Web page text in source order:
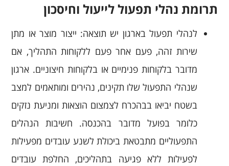
תרומת נהלי תפעול לייעול וחיסכון
לנהלי תפעול בארגון יש תוצאה: ייצור מוצר או מתן
שירות זהה, פעם אחר פעם ללקוחות התהליך, אם
מדובר בלקוחות פנימיים או בלקוחות חיצוניים. ארגון
שנהלי התפעול שלו תקינים, נהירים ומותאמים למצב
בשטח יביאו בבהכרח לצמצום הוצאות ומניעת נזקים
כלומר בפועל מדובר בהכנסה. חשיבות הנהלים
התפעוליים מתבטאת ביכולת לשנע עובדים מפעילות
לפעילות ללא פגיעה בתהליכים, החלפת עובדים